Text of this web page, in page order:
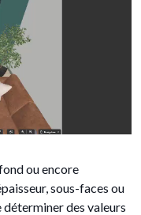
ou encore
sous-faces ou
des valeurs